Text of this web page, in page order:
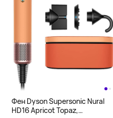
Фен Dyson Supersonic Nural
HD16 Apricot Topaz,